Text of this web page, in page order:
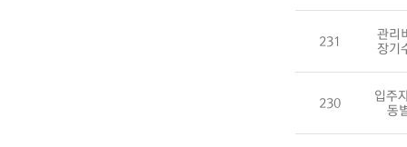
231
관리
장기
230
입주
동